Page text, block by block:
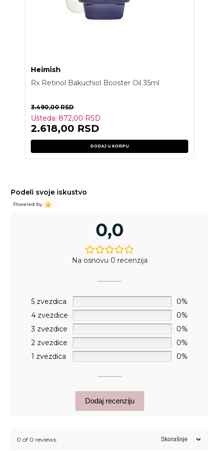
Heimish
Rx Retinol Bakuchiol Booster Oil 35ml
3.490,00RSD
Ušteda: 872,00 RSD
2.618,00 RSD
DODAJ U KORPU
Podeli svoje iskustvo
Powered by
0,0
Na osnovu 0 recenzija
5 zvezdica
0%
4 zvezdice
0%
3 zvezdice
0%
2 zvezdice
0%
1 zvezdica
0%
Dodaj recenziju
0 of 0 reviews